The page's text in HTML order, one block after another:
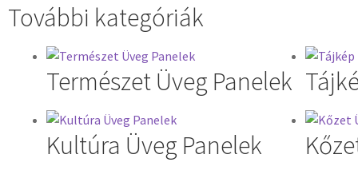
További kategóriák
Természet Üveg Panelek
Kultúra Üveg Panelek